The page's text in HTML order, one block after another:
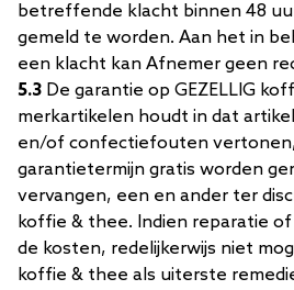
betreffende klacht binnen 48
gemeld te worden. Aan het in
een klacht kan Afnemer geen
5.3 De garantie op GEZELLIG
merkartikelen houdt in dat
en/of confectiefouten
garantietermijn gratis worden
vervangen, een en ander ter
koffie & thee. Indien reparatie
de kosten, redelijkerwijs niet
koffie & thee als uiterste